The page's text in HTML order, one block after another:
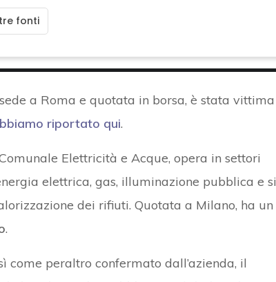
fonti
a Roma e quotata in borsa, è stata vittima
riportato qui.
Elettricità e Acque, opera in settori
elettrica, gas, illuminazione pubblica e si
dei rifiuti. Quotata a Milano, ha un
.
peraltro confermato dall’azienda, il